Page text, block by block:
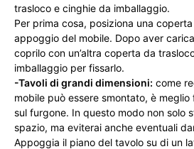
trasloco e cinghie da imballaggio.
Per prima cosa, posiziona una
appoggio del mobile. Dopo aver
coprilo con un’altra coperta da
imballaggio per fissarlo.
-Tavoli di grandi dimensioni: come
mobile può essere smontato, è
sul furgone. In questo modo non solo
spazio, ma eviterai anche eventuali
Appoggia il piano del tavolo su di un